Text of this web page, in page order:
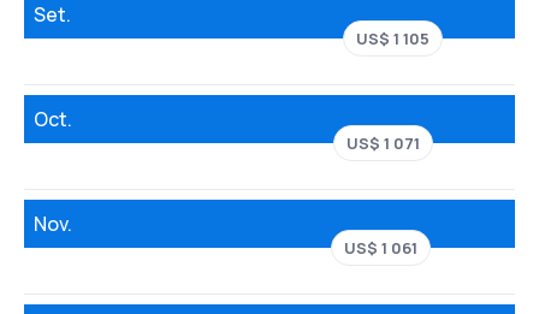
Set.
US$ 1 105
Oct.
US$ 1 071
Nov.
US$ 1 061